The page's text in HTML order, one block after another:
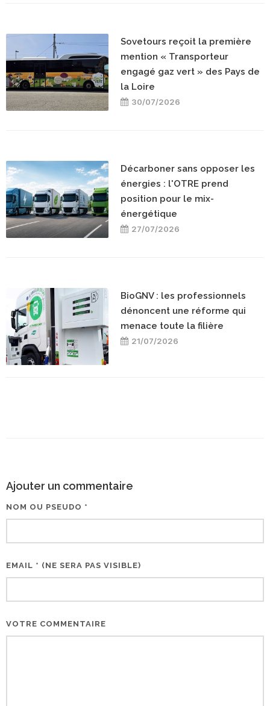
Sovetours reçoit la première
mention « Transporteur
engagé gaz vert » des Pays de
la Loire
30/07/2026
Décarboner sans opposer les
énergies : l'OTRE prend
position pour le mix-
énergétique
27/07/2026
BioGNV : les professionnels
dénoncent une réforme qui
menace toute la filière
21/07/2026
Ajouter un commentaire
NOM OU PSEUDO *
EMAIL * (NE SERA PAS VISIBLE)
VOTRE COMMENTAIRE